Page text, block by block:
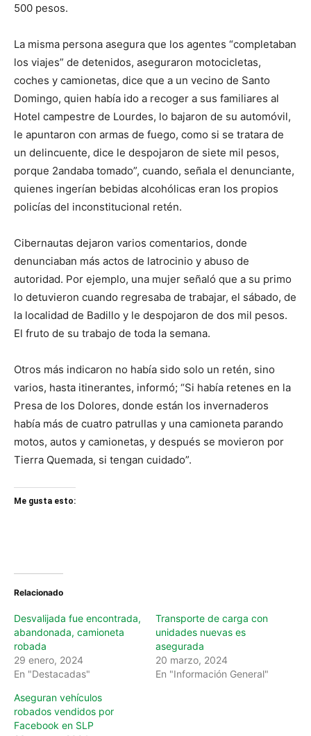
500 pesos.
La misma persona asegura que los agentes “completaban
los viajes” de detenidos, aseguraron motocicletas,
coches y camionetas, dice que a un vecino de Santo
Domingo, quien había ido a recoger a sus familiares al
Hotel campestre de Lourdes, lo bajaron de su automóvil,
le apuntaron con armas de fuego, como si se tratara de
un delincuente, dice le despojaron de siete mil pesos,
porque 2andaba tomado”, cuando, señala el denunciante,
quienes ingerían bebidas alcohólicas eran los propios
policías del inconstitucional retén.
Cibernautas dejaron varios comentarios, donde
denunciaban más actos de latrocinio y abuso de
autoridad. Por ejemplo, una mujer señaló que a su primo
lo detuvieron cuando regresaba de trabajar, el sábado, de
la localidad de Badillo y le despojaron de dos mil pesos.
El fruto de su trabajo de toda la semana.
Otros más indicaron no había sido solo un retén, sino
varios, hasta itinerantes, informó; “Si había retenes en la
Presa de los Dolores, donde están los invernaderos
había más de cuatro patrullas y una camioneta parando
motos, autos y camionetas, y después se movieron por
Tierra Quemada, si tengan cuidado”.
Me gusta esto:
Relacionado
Desvalijada fue encontrada,
abandonada, camioneta
robada
29 enero, 2024
En "Destacadas"
Transporte de carga con
unidades nuevas es
asegurada
20 marzo, 2024
En "Información General"
Aseguran vehículos
robados vendidos por
Facebook en SLP